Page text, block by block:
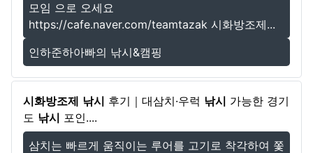
모임 으로 오세요
https://cafe.naver.com/teamtazak 시화방조제...
인하준하아빠의 낚시&캠핑
시화방조제 낚시 후기｜대삼치·우럭 낚시 가능한 경기
도 낚시 포인....
삼치는 빠르게 움직이는 루어를 고기로 착각하여 쫓